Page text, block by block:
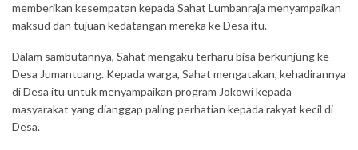
memberikan kesempatan kepada Sahat Lumbanraja menyampaikan
maksud dan tujuan kedatangan mereka ke Desa itu.
Dalam sambutannya, Sahat mengaku terharu bisa berkunjung ke
Desa Jumantuang. Kepada warga, Sahat mengatakan, kehadirannya
di Desa itu untuk menyampaikan program Jokowi kepada
masyarakat yang dianggap paling perhatian kepada rakyat kecil di
Desa.